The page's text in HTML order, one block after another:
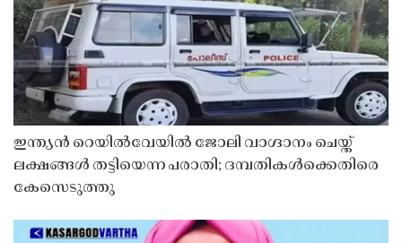
ഇന്ത്യൻ റെയിൽവേയിൽ ജോലി വാഗ്ദാനം ചെയ്ത്
ലക്ഷങ്ങൾ തട്ടിയെന്ന പരാതി; ദമ്പതികൾക്കെതിരെ
കേസെടുത്തു